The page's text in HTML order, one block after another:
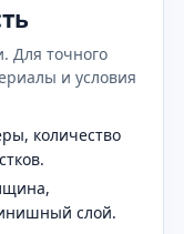
Для точного
и условия
количество
слой.